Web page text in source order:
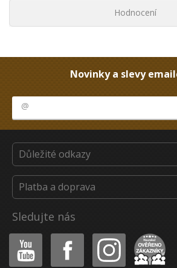
Hodnocení
Novinky a slevy
Důležité odkazy
Platba a doprava
Sledujte nás
Youtube Facebook Instagram Heureka